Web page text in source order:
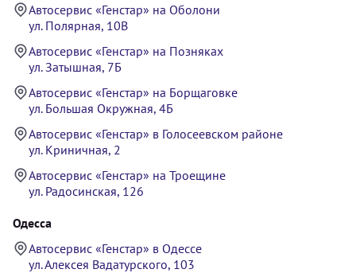
Автосервис «Генстар» на Оболони
ул. Полярная, 10В
Автосервис «Генстар» на Позняках
ул. Затышная, 7Б
Автосервис «Генстар» на Борщаговке
ул. Большая Окружная, 4Б
Автосервис «Генстар» в Голосеевском районе
ул. Криничная, 2
Автосервис «Генстар» на Троещине
ул. Радосинская, 126
Одесса
Автосервис «Генстар» в Одессе
ул. Алексея Вадатурского, 103